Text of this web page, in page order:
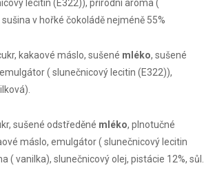
lecitin (E322)), přírodní aroma (
v hořké čokoládě nejméně 55%
kakaové máslo, sušené mléko, sušené
( slunečnicový lecitin (E322)),
sušené odstředěné mléko, plnotučné
máslo, emulgátor ( slunečnicový lecitin
( vanilka), slunečnicový olej, pistácie 12%, sůl.